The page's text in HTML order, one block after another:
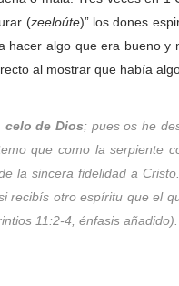
(zeeloúte)” los dones
hacer algo que era bueno
al mostrar que había
celo de Dios; pues os he
que como la serpiente
la sincera fidelidad a
recibís otro espíritu que el
11:2-4, énfasis añadido).